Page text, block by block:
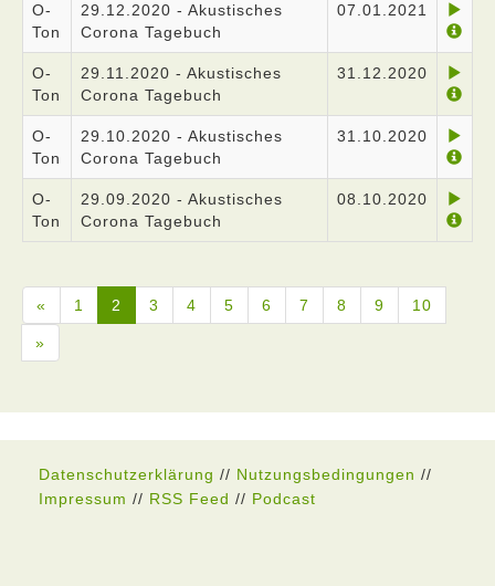
O-
Ton
29.12.2020 - Akustisches
Corona Tagebuch
07.01.2021
O-
Ton
29.11.2020 - Akustisches
Corona Tagebuch
31.12.2020
O-
Ton
29.10.2020 - Akustisches
Corona Tagebuch
31.10.2020
O-
Ton
29.09.2020 - Akustisches
Corona Tagebuch
08.10.2020
« 1 2 3 4 5 6 7 8 9 10
»
Datenschutzerklärung // Nutzungsbedingungen //
Impressum // RSS Feed // Podcast